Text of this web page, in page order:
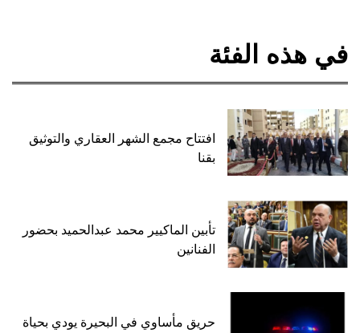
في هذه الفئة
افتتاح مجمع الشهر العقاري والتوثيق
بقنا
تأبين الماكيير محمد عبدالحميد بحضور
الفنانين
حريق مأساوي في البحيرة يودي بحياة